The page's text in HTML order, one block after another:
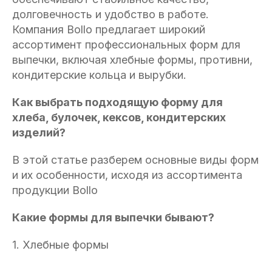
долговечность и удобство в работе.
Компания Bollo предлагает широкий
ассортимент профессиональных форм для
выпечки, включая хлебные формы, противни,
кондитерские кольца и вырубки.
Как выбрать подходящую форму для
хлеба, булочек, кексов, кондитерских
изделий?
В этой статье разберем основные виды форм
и их особенности, исходя из ассортимента
продукции Bollo
Какие формы для выпечки бывают?
1. Хлебные формы